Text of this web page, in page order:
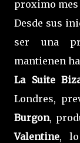
proximo mes
Desde sus
ser una
mantienen
La Suite
Londres,
Burgon,
Valentine, lo